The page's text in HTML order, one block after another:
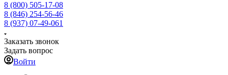
8 (800) 505-17-08
8 (846) 254-56-46
8 (937) 07-49-061
Заказать звонок
Задать вопрос
Войти